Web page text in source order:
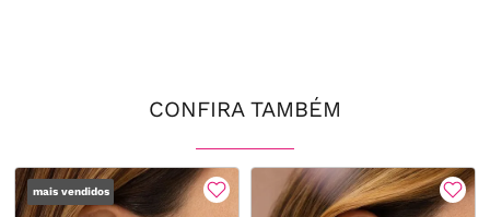
CONFIRA TAMBÉM
mais vendidos